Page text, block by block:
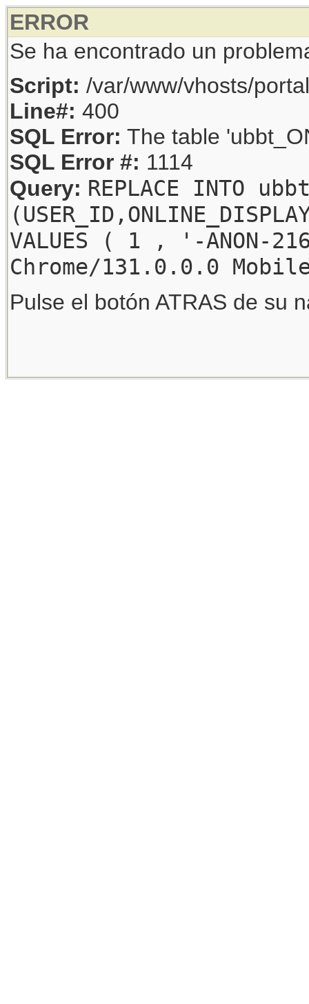
ERROR
Se ha encontrado un
Script: /var/www/vhosts/
Line#: 400
SQL Error: The table
SQL Error #: 1114
Query: REPLACE INTO
VALUES ( 1 , '-
Chrome/131.0.0.0
Pulse el botón ATRAS de su